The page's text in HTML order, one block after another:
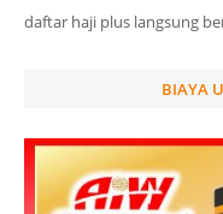
daftar haji plus langsung
BIAYA